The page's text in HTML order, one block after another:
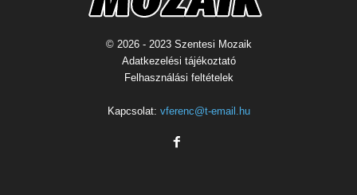
© 2026 - 2023 Szentesi Mozaik
Adatkezelési tájékoztató
Felhasználási feltételek
Kapcsolat: vferenc@t-email.hu